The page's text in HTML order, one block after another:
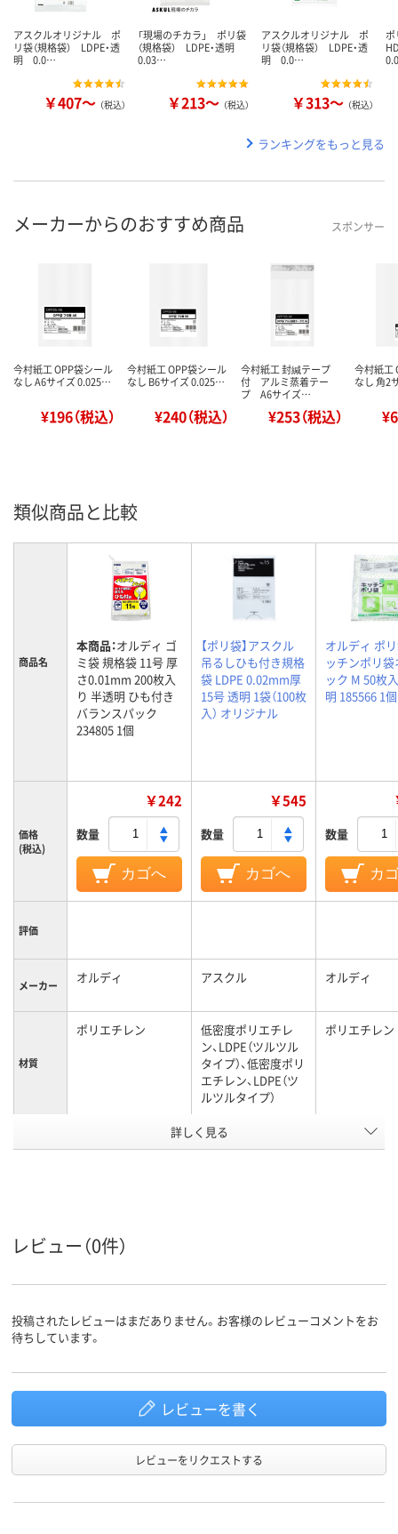
アスクルオリジナル ポ
リ袋（規格袋） LDPE・透
明 0.0…
￥407～ （税込）
「現場のチカラ」 ポリ袋
（規格袋） LDPE・透明
0.03…
￥213～ （税込）
アスクルオリジナル ポ
リ袋（規格袋） LDPE・透
明 0.0…
￥313～ （税込）
ポ
ランキングをもっと見る
メーカーからのおすすめ商品 スポンサー
今村紙工 OPP袋シール
なし A6サイズ 0.025…
¥196（税込）
今村紙工 OPP袋シール
なし B6サイズ 0.025…
¥240（税込）
今村紙工 封緘テープ
付 アルミ蒸着テー
プ A6サイズ…
¥253（税込）
今村紙工
なし 角2
類似商品と比較
商品名
本商品：オルディ ゴ
ミ袋 規格袋 11号 厚
さ0.01mm 200枚入
り 半透明 ひも付き
バランスパック
234805 1個
【ポリ袋】アスクル
吊るしひも付き規格
袋 LDPE 0.02mm厚
15号 透明 1袋（100枚
入） オリジナル
オルディ ポ
ッチンポリ
ック M 50枚
明 185566 1個
価格
(税込)
￥242
数量
カゴへ
￥545
数量
カゴへ
数量
カ
評価
メーカー オルディ アスクル オルディ
材質
ポリエチレン
低密度ポリエチレ
ン、LDPE（ツルツル
タイプ）、低密度ポリ
エチレン、LDPE（ツ
ルツルタイプ）
ポリエチレン
25
詳しく見る
レビュー（0件）
投稿されたレビューはまだありません。お客様のレビューコメントをお
待ちしています。
レビューを書く
レビューをリクエストする